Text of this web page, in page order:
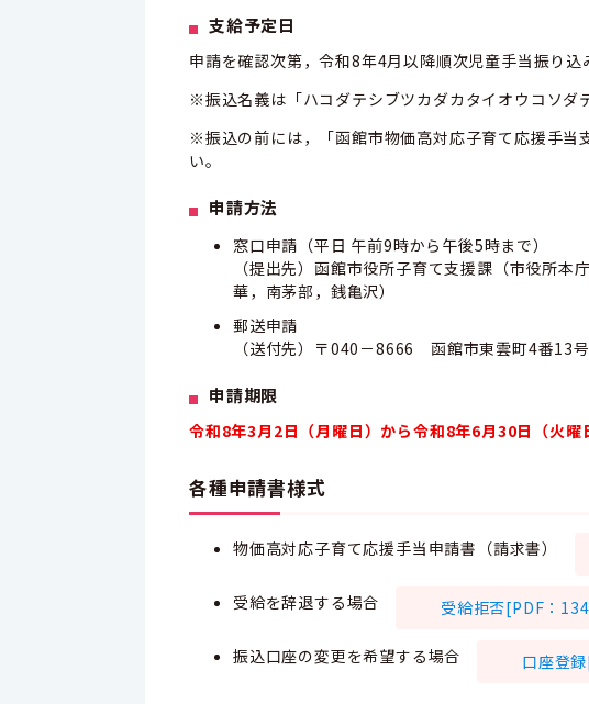
支給予定日
申請を確認次第，令和8年4月以降順次児童手当振り込
※振込名義は「ハコダテシブツカダカタイオウコソダ
※振込の前には，「函館市物価高対応子育て応援手当
い。
申請方法
窓口申請（平日 午前9時から午後5時まで）
（提出先）函館市役所子育て支援課（市役所
華，南茅部，銭亀沢）
郵送申請
（送付先）〒040－8666 函館市東雲町4番
申請期限
令和8年3月2日（月曜日）から令和8年6月30日（火
各種申請書様式
物価高対応子育て応援手当申請書（請求書）
受給を辞退する場合 受給拒否[PDF：
振込口座の変更を希望する場合 口座登